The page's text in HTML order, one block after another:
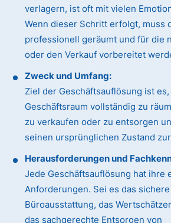
verlagern, ist oft mit vielen
Wenn dieser Schritt erfolgt, muss
professionell geräumt und für die
oder den Verkauf vorbereitet
Zweck und Umfang:
Ziel der Geschäftsauflösung ist es,
Geschäftsraum vollständig zu
zu verkaufen oder zu entsorgen
seinen ursprünglichen Zustand
Herausforderungen und
Jede Geschäftsauflösung hat ihre
Anforderungen. Sei es das
Büroausstattung, das
das sachgerechte Entsorgen von